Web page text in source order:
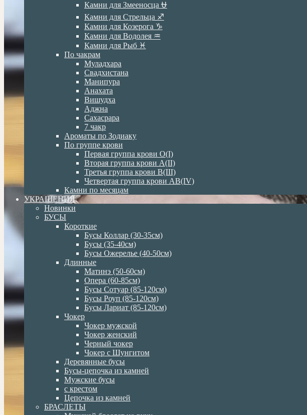
Камни для Змееносца ⛎
Камни для Стрельца ♐️
Камни для Козерога ♑️
Камни для Водолея ♒️
Камни для Рыб ♓️
По чакрам
Муладхара
Свадхистана
Манипура
Анахата
Вишудха
Аджна
Сахасрара
7 чакр
Ароматы по Зодиаку
По группе крови
Первая группа крови О(I)
Вторая группа крови А(II)
Третья группа крови В(III)
Четвертая группа крови АВ(IV)
Камни по месяцам
УКРАШЕНИЯ
Новинки
БУСЫ
Короткие
Бусы Коллар (30-35см)
Бусы (35-40см)
Бусы Ожерелье (40-50см)
Длинные
Матинэ (50-60см)
Опера (60-85см)
Бусы Сотуар (85-120см)
Бусы Роуп (85-120см)
Бусы Лариат (85-120см)
Чокер
Чокер мужской
Чокер женский
Черный чокер
Чокер с Шунгитом
Деревянные бусы
Бусы-цепочка из камней
Мужские бусы
с крестом
Цепочка из камней
БРАСЛЕТЫ